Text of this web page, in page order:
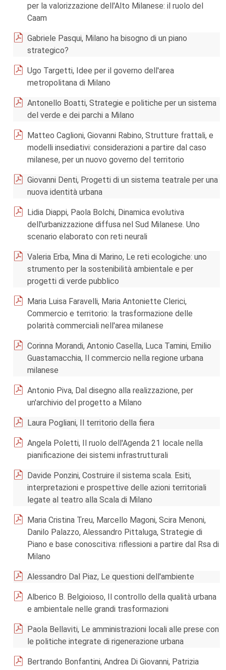
per la valorizzazione dell'Alto Milanese: il ruolo del
Caam
Gabriele Pasqui, Milano ha bisogno di un piano
strategico?
Ugo Targetti, Idee per il governo dell'area
metropolitana di Milano
Antonello Boatti, Strategie e politiche per un sistema
del verde e dei parchi a Milano
Matteo Caglioni, Giovanni Rabino, Strutture frattali, e
modelli insediativi: considerazioni a partire dal caso
milanese, per un nuovo governo del territorio
Giovanni Denti, Progetti di un sistema teatrale per una
nuova identità urbana
Lidia Diappi, Paola Bolchi, Dinamica evolutiva
dell'urbanizzazione diffusa nel Sud Milanese. Uno
scenario elaborato con reti neurali
Valeria Erba, Mina di Marino, Le reti ecologiche: uno
strumento per la sostenibilità ambientale e per
progetti di verde pubblico
Maria Luisa Faravelli, Maria Antoniette Clerici,
Commercio e territorio: la trasformazione delle
polarità commerciali nell'area milanese
Corinna Morandi, Antonio Casella, Luca Tamini, Emilio
Guastamacchia, Il commercio nella regione urbana
milanese
Antonio Piva, Dal disegno alla realizzazione, per
un'archivio del progetto a Milano
Laura Pogliani, Il territorio della fiera
Angela Poletti, Il ruolo dell'Agenda 21 locale nella
pianificazione dei sistemi infrastrutturali
Davide Ponzini, Costruire il sistema scala. Esiti,
interpretazioni e prospettive delle azioni territoriali
legate al teatro alla Scala di Milano
Maria Cristina Treu, Marcello Magoni, Scira Menoni,
Danilo Palazzo, Alessandro Pittaluga, Strategie di
Piano e base conoscitiva: riflessioni a partire dal Rsa di
Milano
Alessandro Dal Piaz, Le questioni dell'ambiente
Alberico B. Belgioioso, Il controllo della qualità urbana
e ambientale nelle grandi trasformazioni
Paola Bellaviti, Le amministrazioni locali alle prese con
le politiche integrate di rigenerazione urbana
Bertrando Bonfantini, Andrea Di Giovanni, Patrizia